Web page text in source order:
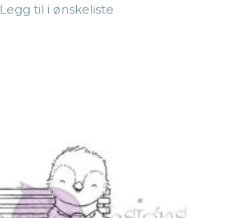
Legg til i ønskeliste